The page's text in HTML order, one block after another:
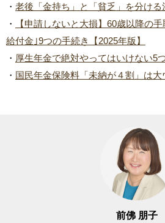
・ 老後「金持ち」と「貧乏」を分ける
・
【申請しないと大損】60歳以降の
給付金｣9つの手続き【2025年版】
・ 厚生年金で絶対やってはいけない5
・ 国民年金保険料「未納が４割」は大
前佛 朋子